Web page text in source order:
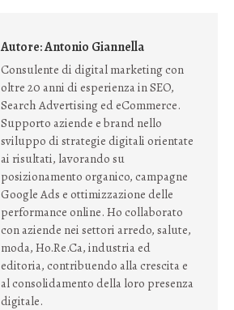
Autore:Antonio Giannella
Consulente di digital marketing con
oltre 20 anni di esperienza in SEO,
Search Advertising ed eCommerce.
Supporto aziende e brand nello
sviluppo di strategie digitali orientate
ai risultati, lavorando su
posizionamento organico, campagne
Google Ads e ottimizzazione delle
performance online. Ho collaborato
con aziende nei settori arredo, salute,
moda, Ho.Re.Ca, industria ed
editoria, contribuendo alla crescita e
al consolidamento della loro presenza
digitale.